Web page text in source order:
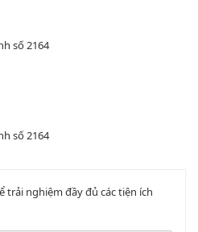
số 2164
trải nghiệm đầy đủ các tiện ích